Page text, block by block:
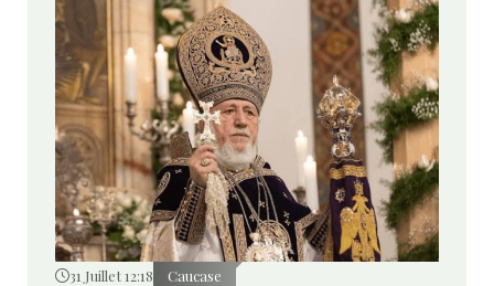
31 Juillet 12:18 Caucase